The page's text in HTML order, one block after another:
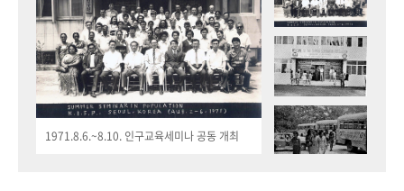
1971.8.6.~8.10. 인구교육세미나 공동 개최